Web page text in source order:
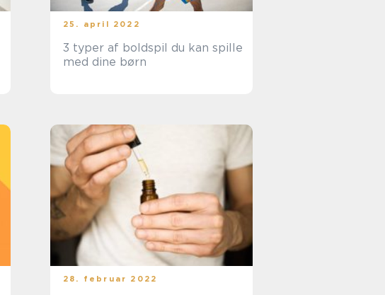
25. april 2022
3 typer af boldspil du kan spille
med dine børn
28. februar 2022